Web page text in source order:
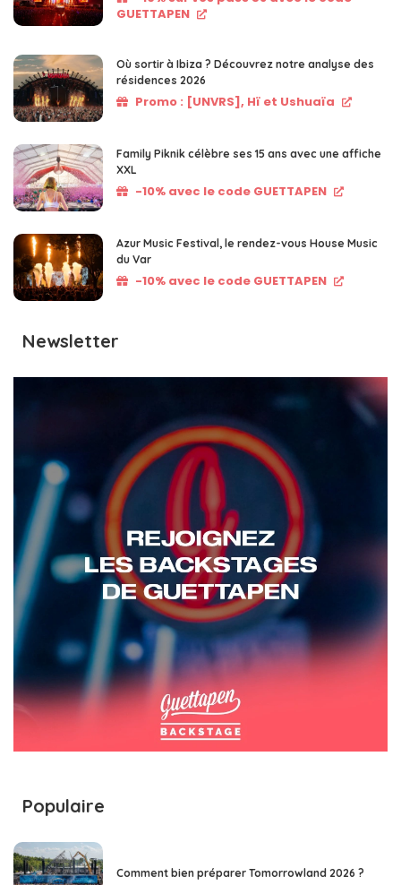
GUETTAPEN
Où sortir à Ibiza ? Découvrez notre analyse des
résidences 2026
Promo : [UNVRS], Hï et Ushuaïa
Family Piknik célèbre ses 15 ans avec une affiche
XXL
-10% avec le code GUETTAPEN
Azur Music Festival, le rendez-vous House Music
du Var
-10% avec le code GUETTAPEN
Newsletter
Populaire
Comment bien préparer Tomorrowland 2026 ?